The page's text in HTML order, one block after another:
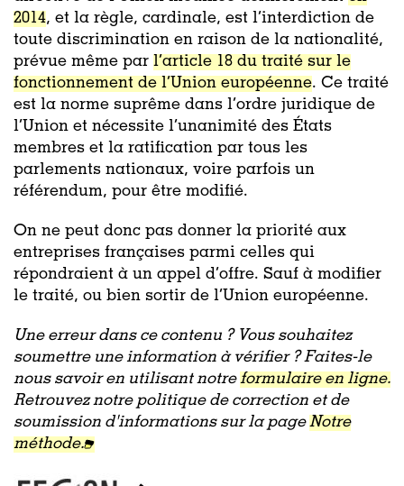
2014, et la règle, cardinale, est l’interdiction de
toute discrimination en raison de la nationalité,
prévue même par l’article 18 du traité sur le
fonctionnement de l’Union européenne. Ce traité
est la norme suprême dans l’ordre juridique de
l’Union et nécessite l’unanimité des États
membres et la ratification par tous les
parlements nationaux, voire parfois un
référendum, pour être modifié.
On ne peut donc pas donner la priorité aux
entreprises françaises parmi celles qui
répondraient à un appel d’offre. Sauf à modifier
le traité, ou bien sortir de l’Union européenne.
Une erreur dans ce contenu ? Vous souhaitez
soumettre une information à vérifier ? Faites-le
nous savoir en utilisant notreformulaire en ligne.
Retrouvez notre politique de correction et de
soumission d'informations sur la pageNotre
méthode.